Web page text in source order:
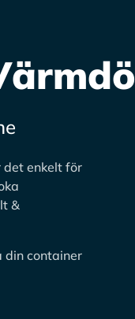
det enkelt för
&
din container